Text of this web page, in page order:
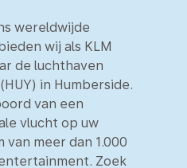
wereldwijde
wij als KLM
de luchthaven
in Humberside.
van een
vlucht op uw
meer dan 1.000
Zoek